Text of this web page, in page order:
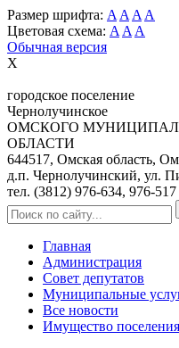
Размер шрифта: A A A A
Цветовая схема: A A A
Обычная версия
X
городское поселение
Чернолучинское
ОМСКОГО
ОБЛАСТИ
644517, Омская область,
д.п. Чернолучинский, ул.
тел. (3812) 976-634, 976-517
Главная
Администрация
Совет депутатов
Муниципальные
Все новости
Имущество поселения